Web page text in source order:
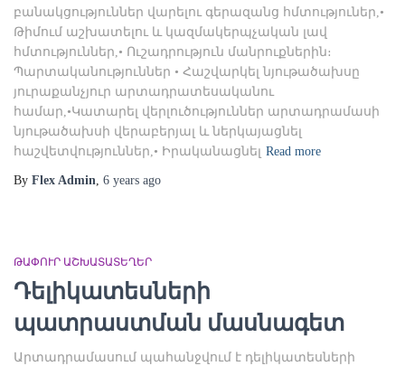
բանակցություններ վարելու գերազանց հմտություներ,•
Թիմում աշխատելու և կազմակերպչական լավ
հմտություններ,• Ուշադրություն մանրուքներին։
Պարտականություններ • Հաշվարկել նյութածախսը
յուրաքանչյուր արտադրատեսականու
համար,•Կատարել վերլուծություններ արտադրամասի
նյութածախսի վերաբերյալ և ներկայացնել
հաշվետվություններ,• Իրականացնել Read more
By Flex Admin, 6 years ago
ԹԱՓՈՒՐ ԱՇԽԱՏԱՏԵՂԵՐ
Դելիկատեսների
պատրաստման մասնագետ
Արտադրամասում պահանջվում է դելիկատեսների